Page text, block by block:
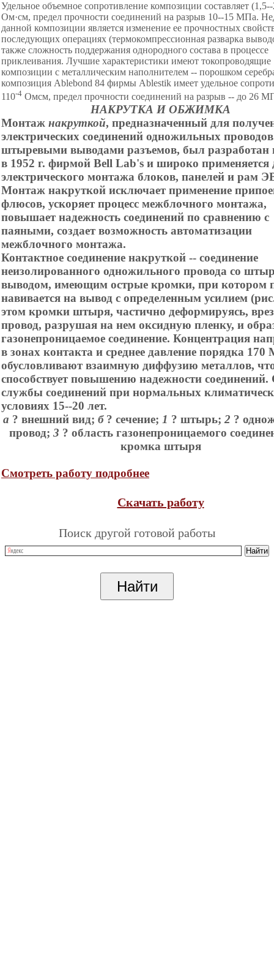
Удельное объемное сопротивление композиции составляет (1,5--
Ом·см, предел прочности соединений на разрыв 10--15 МПа.
данной композиции является изменение ее прочностных
последующих операциях (термокомпрессионная разварка
также сложность поддержания однородного состава в процессе
приклеивания. Лучшие характеристики имеют токопроводящие
композиции с металлическим наполнителем -- порошком
композиция Ablebond 84 фирмы Ablestik имеет удельное
110-4 Омсм, предел прочности соединений на разрыв -- до 26
НАКРУТКА И ОБЖИМКА
Монтаж накруткой, предназначенный для
электрических соединений одножильных
штыревыми выводами разъемов, был
в 1952 г. фирмой Bell Lab's и широко применяется
электрического монтажа блоков, панелей и рам
Монтаж накруткой исключает применение
флюсов, ускоряет процесс межблочного монтажа,
повышает надежность соединений по сравнению с
паяными, создает возможность автоматизации
межблочного монтажа.
Контактное соединение накруткой -- соединение
неизолированного одножильного провода со
выводом, имеющим острые кромки, при котором
навивается на вывод с определенным усилием
этом кромки штыря, частично деформируясь,
провод, разрушая на нем оксидную пленку, и
газонепроницаемое соединение. Концентрация
в зонах контакта и среднее давление порядка
обусловливают взаимную диффузию металлов,
способствует повышению надежности
службы соединений при нормальных
условиях 15--20 лет.
а ? внешний вид; б? сечение; 1 ? штырь; 2 ?
провод; 3 ? область газонепроницаемого
кромка штыря
Смотреть работу подробнее
Скачать работу
Поиск другой готовой работы